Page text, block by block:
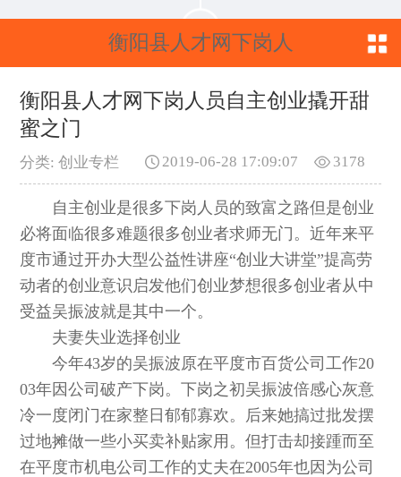
衡阳县人才网下岗人
员自主创业撬开甜蜜
衡阳县人才网下岗人员自主创业撬开甜
蜜之门
分类: 创业专栏 3178
2019-06-28 17:09:07
自主创业是很多下岗人员的致富之路但是创业
必将面临很多难题很多创业者求师无门。近年来平
度市通过开办大型公益性讲座“创业大讲堂”提高劳
动者的创业意识启发他们创业梦想很多创业者从中
受益吴振波就是其中一个。
夫妻失业选择创业
今年43岁的吴振波原在平度市百货公司工作20
03年因公司破产下岗。下岗之初吴振波倍感心灰意
冷一度闭门在家整日郁郁寡欢。后来她搞过批发摆
过地摊做一些小买卖补贴家用。但打击却接踵而至
在平度市机电公司工作的丈夫在2005年也因为公司